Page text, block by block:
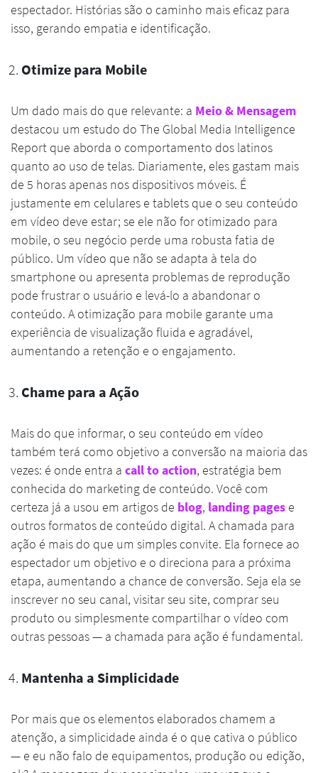
espectador. Histórias são o caminho mais eficaz para
isso, gerando empatia e identificação.
Otimize para Mobile
Um dado mais do que relevante: a Meio & Mensagem
destacou um estudo do The Global Media Intelligence
Report que aborda o comportamento dos latinos
quanto ao uso de telas. Diariamente, eles gastam mais
de 5 horas apenas nos dispositivos móveis. É
justamente em celulares e tablets que o seu conteúdo
em vídeo deve estar; se ele não for otimizado para
mobile, o seu negócio perde uma robusta fatia de
público. Um vídeo que não se adapta à tela do
smartphone ou apresenta problemas de reprodução
pode frustrar o usuário e levá-lo a abandonar o
conteúdo. A otimização para mobile garante uma
experiência de visualização fluida e agradável,
aumentando a retenção e o engajamento.
Chame para a Ação
Mais do que informar, o seu conteúdo em vídeo
também terá como objetivo a conversão na maioria das
vezes: é onde entra a call to action, estratégia bem
conhecida do marketing de conteúdo. Você com
certeza já a usou em artigos de blog, landing pages e
outros formatos de conteúdo digital. A chamada para
ação é mais do que um simples convite. Ela fornece ao
espectador um objetivo e o direciona para a próxima
etapa, aumentando a chance de conversão. Seja ela se
inscrever no seu canal, visitar seu site, comprar seu
produto ou simplesmente compartilhar o vídeo com
outras pessoas — a chamada para ação é fundamental.
Mantenha a Simplicidade
Por mais que os elementos elaborados chamem a
atenção, a simplicidade ainda é o que cativa o público
— e eu não falo de equipamentos, produção ou edição,